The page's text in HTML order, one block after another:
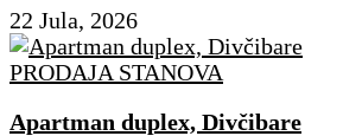
22 Jula, 2026
PRODAJA STANOVA
Apartman duplex, Divčibare